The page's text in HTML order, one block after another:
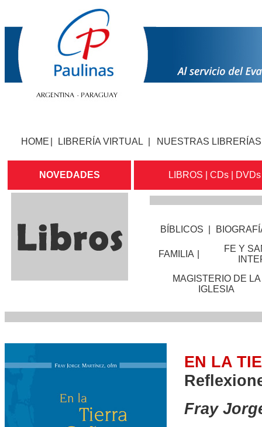
HOME LIBRERÍA VIRTUAL NUESTRAS LIBRERÍAS
NOVEDADES LIBROS CDs DVDs
BÍBLICOS
FAMILIA
FE Y
MAGISTERIO DE LA
IGLESIA
EN LA
Fray